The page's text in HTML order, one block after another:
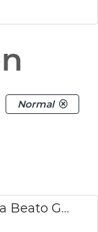
Normal
Estudio arqueológico Alquería Beato Gaspar Bono València